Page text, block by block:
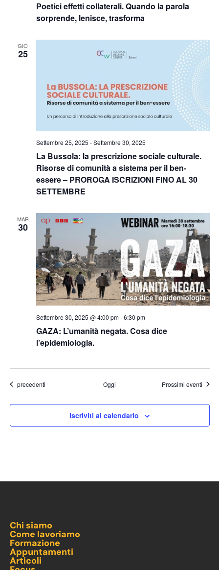
Poetici effetti collaterali. Quando la parola
sorprende, lenisce, trasforma
GIO
25
La Bussola: la prescrizione sociale culturale.
Risorse di comunità a sistema per il ben-
essere – PROROGA ISCRIZIONI FINO AL 30
SETTEMBRE
Settembre 25, 2025 -Settembre 30, 2025
MAR
30
GAZA: L’umanità negata. Cosa dice
l’epidemiologia.
Settembre 30, 2025 @ 4:00 pm-6:30 pm
Eventi
precedenti Oggi Prossimi eventi
Iscriviti al calendario
Chi siamo
Come lavoriamo
Formazione
Appuntamenti
Articoli